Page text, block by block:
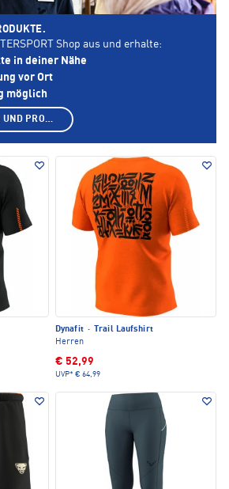
Dynafit ·
Trail Laufshirt
Herren
€ 52,99
UVP* € 64,99
Shop aus und erhalte:
in deiner Nähe
vor Ort
möglich
SHOP AUSWÄHLEN UND PRODUKTE ANZEIGEN